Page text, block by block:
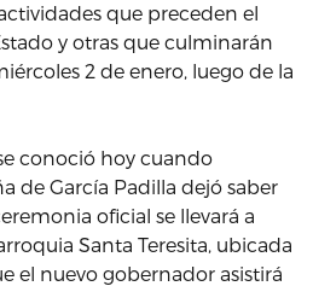
que preceden el
y otras que culminarán
2 de enero, luego de la
conoció hoy cuando
de García Padilla dejó saber
oficial se llevará a
Santa Teresita, ubicada
el nuevo gobernador asistirá